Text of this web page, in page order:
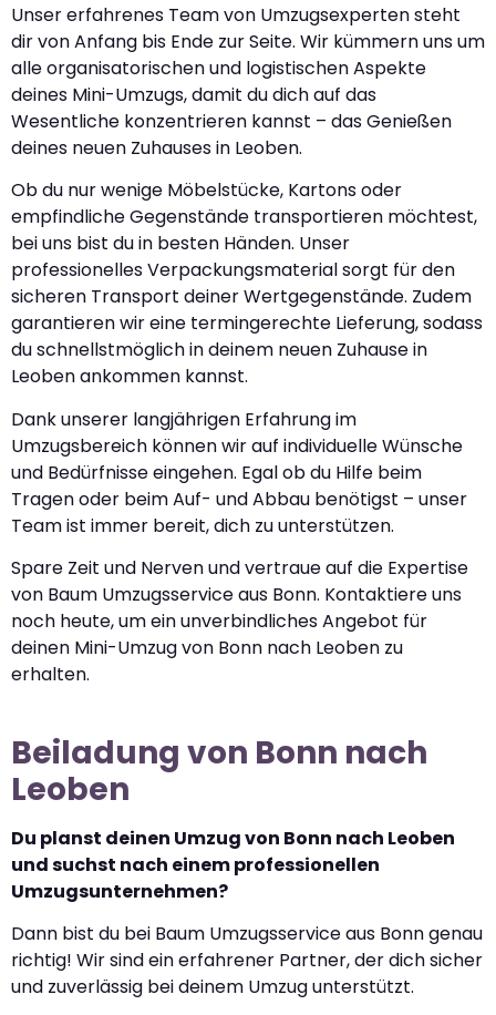
Unser erfahrenes Team von Umzugsexperten steht
dir von Anfang bis Ende zur Seite. Wir kümmern uns um
alle organisatorischen und logistischen Aspekte
deines Mini-Umzugs, damit du dich auf das
Wesentliche konzentrieren kannst – das Genießen
deines neuen Zuhauses in Leoben.
Ob du nur wenige Möbelstücke, Kartons oder
empfindliche Gegenstände transportieren möchtest,
bei uns bist du in besten Händen. Unser
professionelles Verpackungsmaterial sorgt für den
sicheren Transport deiner Wertgegenstände. Zudem
garantieren wir eine termingerechte Lieferung, sodass
du schnellstmöglich in deinem neuen Zuhause in
Leoben ankommen kannst.
Dank unserer langjährigen Erfahrung im
Umzugsbereich können wir auf individuelle Wünsche
und Bedürfnisse eingehen. Egal ob du Hilfe beim
Tragen oder beim Auf- und Abbau benötigst – unser
Team ist immer bereit, dich zu unterstützen.
Spare Zeit und Nerven und vertraue auf die Expertise
von Baum Umzugsservice aus Bonn. Kontaktiere uns
noch heute, um ein unverbindliches Angebot für
deinen Mini-Umzug von Bonn nach Leoben zu
erhalten.
Beiladung von Bonn nach
Leoben
Du planst deinen Umzug von Bonn nach Leoben
und suchst nach einem professionellen
Umzugsunternehmen?
Dann bist du bei Baum Umzugsservice aus Bonn genau
richtig! Wir sind ein erfahrener Partner, der dich sicher
und zuverlässig bei deinem Umzug unterstützt.